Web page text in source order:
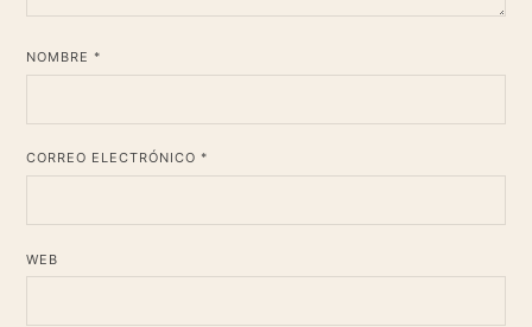
NOMBRE *
CORREO ELECTRÓNICO *
WEB